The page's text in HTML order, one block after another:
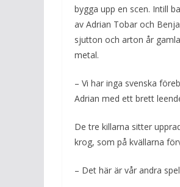
bygga upp en scen. Intill
av Adrian Tobar och
sjutton och arton år
metal.
– Vi har inga svenska
Adrian med ett brett
De tre killarna sitter
krog, som på kvällarna
– Det här är vår andra